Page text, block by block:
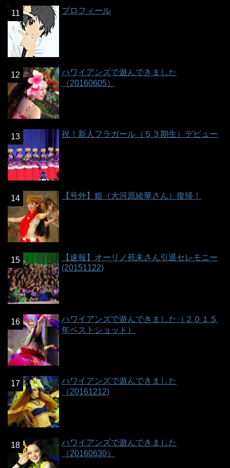
プロフィール
ハワイアンズで遊んできました
（20160605）
祝！新人フラガール（５３期生）デビュー
【号外】姫（大河原綾華さん）復帰！
【速報】オーリノ苑未さん引退セレモニー
(20151122)
ハワイアンズで遊んできました（２０１５
年ベストショット）
ハワイアンズで遊んできました
（20161212)
ハワイアンズで遊んできました
（20160630）